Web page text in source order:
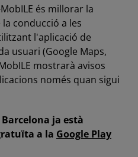
és millorar la
conducció a les
l'aplicació de
usuari (Google Maps,
mostrarà avisos
només quan sigui
Barcelona ja està
a la Google Play